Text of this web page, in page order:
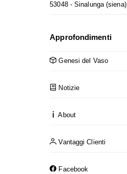
53048 - Sinalunga (siena)
Approfondimenti
Genesi del Vaso
Notizie
About
Vantaggi Clienti
Facebook